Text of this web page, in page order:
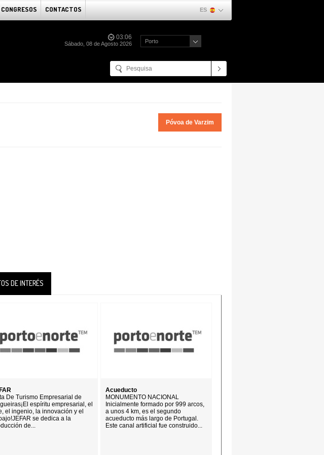
CONTACTOS ES
03:06
Sábado, 08 de Agosto 2026 Porto
Póvoa de Varzim
DE INTERÉS
De Turismo Empresarial de
espíritu empresarial, el
el ingenio, la innovación y el
se dedica a la
de...
Acueducto
MONUMENTO NACIONAL
Inicialmente formado por 999 arcos,
a unos 4 km, es el segundo
acueducto más largo de Portugal.
Este canal artificial fue construido...